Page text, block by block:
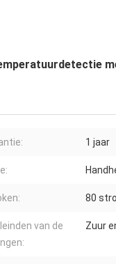
1 jaar
80
van de
Zuur